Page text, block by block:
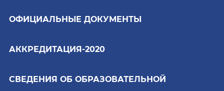
ОФИЦИАЛЬНЫЕ ДОКУМЕНТЫ
АККРЕДИТАЦИЯ-2020
СВЕДЕНИЯ ОБ ОБРАЗОВАТЕЛЬНОЙ